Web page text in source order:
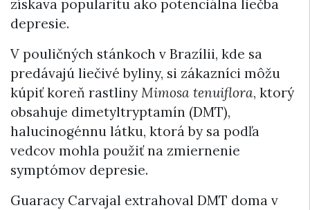
získava popularitu ako potenciálna liečba
depresie.
V pouličných stánkoch v Brazílii, kde sa
predávajú liečivé byliny, si zákazníci môžu
kúpiť koreň rastlinyMimosa tenuiflora, ktorý
obsahuje dimetyltryptamín (DMT),
halucinogénnu látku, ktorá by sa podľa
vedcov mohla použiť na zmiernenie
symptómov depresie.
Guaracy Carvajal extrahoval DMT doma v